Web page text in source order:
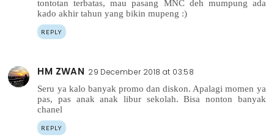
tontotan terbatas, mau pasang MNC deh mumpung ada
kado akhir tahun yang bikin mupeng :)
REPLY
HM ZWAN 29 December 2018 at 03:58
Seru ya kalo banyak promo dan diskon. Apalagi momen ya
pas, pas anak anak libur sekolah. Bisa nonton banyak
chanel
REPLY